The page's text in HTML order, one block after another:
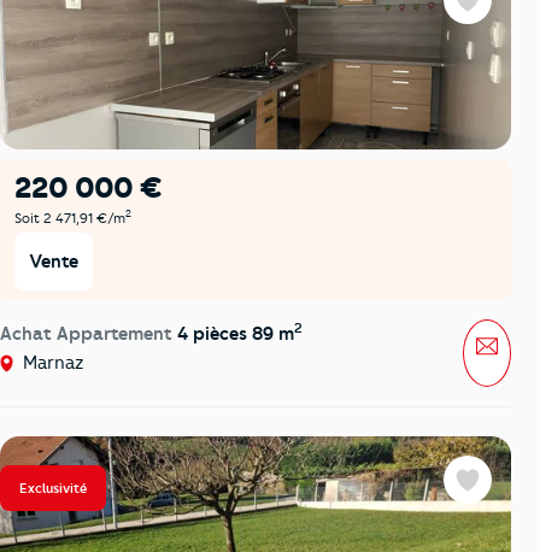
220 000 €
Soit 2 471,91 €/m2
Vente
Achat Appartement 4 pièces 89 m2
Marnaz
Favoris
Exclusivité Favoris